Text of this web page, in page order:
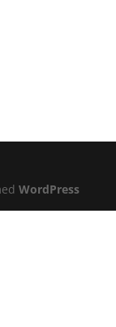
WordPress